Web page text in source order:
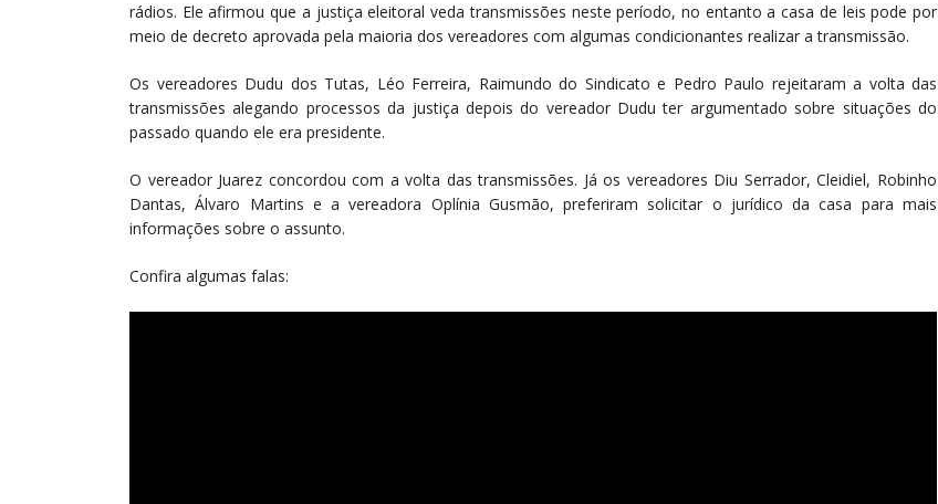
rádios. Ele afirmou que a justiça eleitoral veda transmissões neste período, no entanto a casa de leis pode por
meio de decreto aprovada pela maioria dos vereadores com algumas condicionantes realizar a transmissão.
Os vereadores Dudu dos Tutas, Léo Ferreira, Raimundo do Sindicato e Pedro Paulo rejeitaram a volta das
transmissões alegando processos da justiça depois do vereador Dudu ter argumentado sobre situações do
passado quando ele era presidente.
O vereador Juarez concordou com a volta das transmissões. Já os vereadores Diu Serrador, Cleidiel, Robinho
Dantas, Álvaro Martins e a vereadora Oplínia Gusmão, preferiram solicitar o jurídico da casa para mais
informações sobre o assunto.
Confira algumas falas: